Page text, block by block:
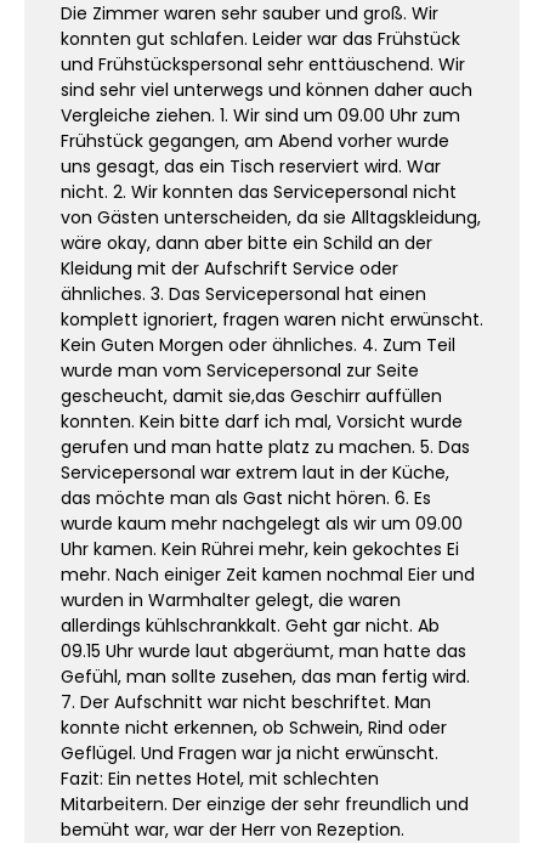
Die Zimmer waren sehr sauber und groß. Wir
konnten gut schlafen. Leider war das Frühstück
und Frühstückspersonal sehr enttäuschend. Wir
sind sehr viel unterwegs und können daher auch
Vergleiche ziehen. 1. Wir sind um 09.00 Uhr zum
Frühstück gegangen, am Abend vorher wurde
uns gesagt, das ein Tisch reserviert wird. War
nicht. 2. Wir konnten das Servicepersonal nicht
von Gästen unterscheiden, da sie Alltagskleidung,
wäre okay, dann aber bitte ein Schild an der
Kleidung mit der Aufschrift Service oder
ähnliches. 3. Das Servicepersonal hat einen
komplett ignoriert, fragen waren nicht erwünscht.
Kein Guten Morgen oder ähnliches. 4. Zum Teil
wurde man vom Servicepersonal zur Seite
gescheucht, damit sie,das Geschirr auffüllen
konnten. Kein bitte darf ich mal, Vorsicht wurde
gerufen und man hatte platz zu machen. 5. Das
Servicepersonal war extrem laut in der Küche,
das möchte man als Gast nicht hören. 6. Es
wurde kaum mehr nachgelegt als wir um 09.00
Uhr kamen. Kein Rührei mehr, kein gekochtes Ei
mehr. Nach einiger Zeit kamen nochmal Eier und
wurden in Warmhalter gelegt, die waren
allerdings kühlschrankkalt. Geht gar nicht. Ab
09.15 Uhr wurde laut abgeräumt, man hatte das
Gefühl, man sollte zusehen, das man fertig wird.
7. Der Aufschnitt war nicht beschriftet. Man
konnte nicht erkennen, ob Schwein, Rind oder
Geflügel. Und Fragen war ja nicht erwünscht.
Fazit: Ein nettes Hotel, mit schlechten
Mitarbeitern. Der einzige der sehr freundlich und
bemüht war, war der Herr von Rezeption.